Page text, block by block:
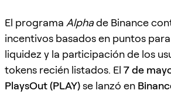
El programa Alphade Binance
incentivos basados en puntos
liquidez y la participación de los
tokens recién listados. El 7 de
PlaysOut (PLAY)se lanzó en